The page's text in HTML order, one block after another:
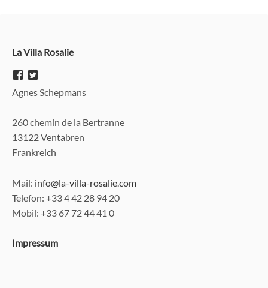
La Villa Rosalie
Agnes Schepmans
260 chemin de la Bertranne
13122 Ventabren
Frankreich
Mail: info@la-villa-rosalie.com
Telefon: +33 4 42 28 94 20
Mobil: +33 67 72 44 41 0
Impressum